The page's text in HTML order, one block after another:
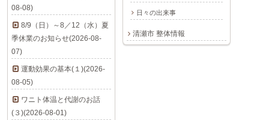
日々の出来事
清瀬市 整体情報
08-08)
8/9（日）～8／12（水）夏
季休業のお知らせ(2026-08-
07)
運動効果の基本(１)(2026-
08-05)
ワニト体温と代謝のお話
(３)(2026-08-01)